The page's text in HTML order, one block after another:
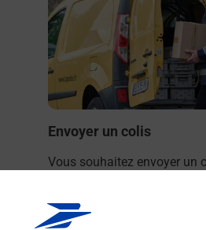
Envoyer un colis
Vous souhaitez envoyer un